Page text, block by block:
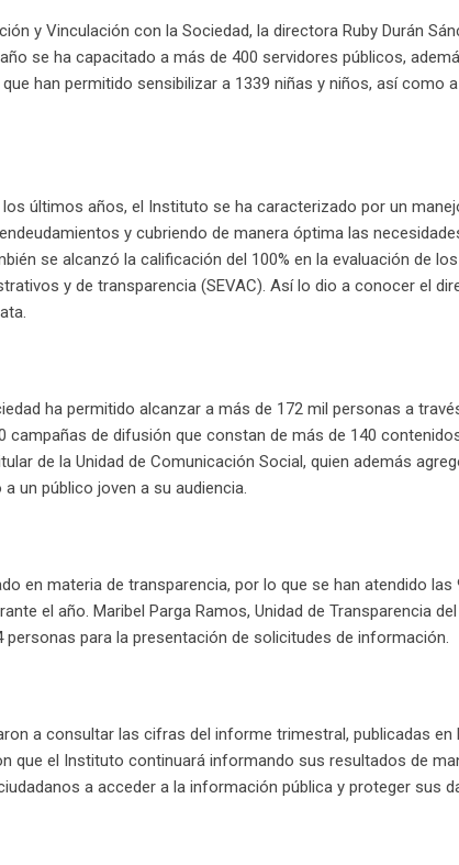
y Vinculación con la Sociedad, la directora Ruby Durán
se ha capacitado a más de 400 servidores públicos,
han permitido sensibilizar a 1339 niñas y niños, así como
últimos años, el Instituto se ha caracterizado por un
y cubriendo de manera óptima las
se alcanzó la calificación del 100% en la evaluación de
y de transparencia (SEVAC). Así lo dio a conocer el
ha permitido alcanzar a más de 172 mil personas a
campañas de difusión que constan de más de 140
de la Unidad de Comunicación Social, quien además
un público joven a su audiencia.
en materia de transparencia, por lo que se han atendido las
el año. Maribel Parga Ramos, Unidad de Transparencia
para la presentación de solicitudes de información.
a consultar las cifras del informe trimestral, publicadas en
que el Instituto continuará informando sus resultados de
a acceder a la información pública y proteger sus